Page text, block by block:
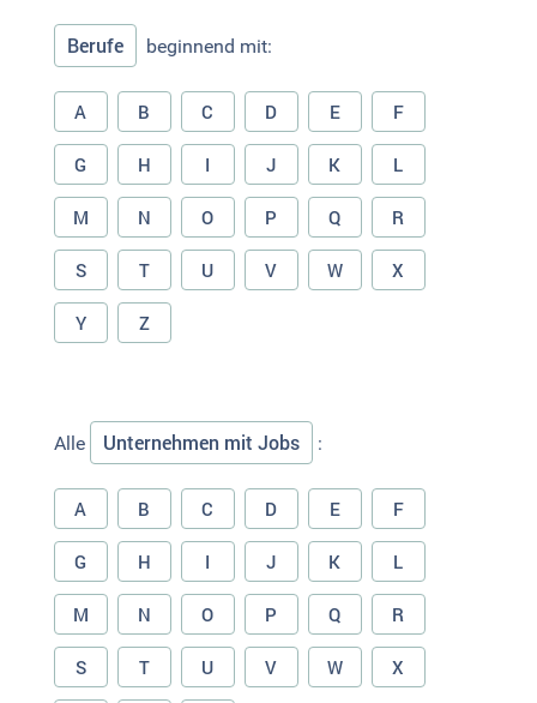
Berufe beginnend mit:
A B C D E F
G H I J K L
M N O P Q R
S T U V W X
Y Z
Alle Unternehmen mit Jobs :
A B C D E F
G H I J K L
M N O P Q R
S T U V W X